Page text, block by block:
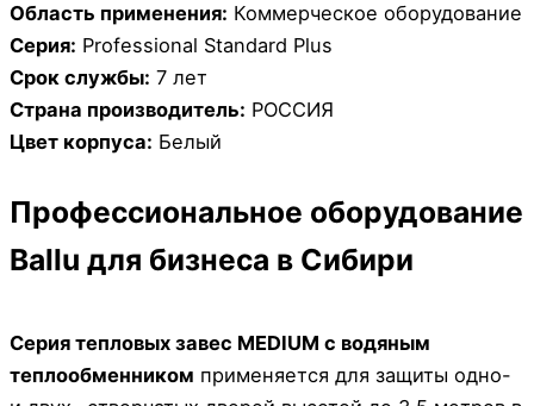
Область применения: Коммерческое оборудование
Серия: Professional Standard Plus
Срок службы: 7 лет
Страна производитель: РОССИЯ
Цвет корпуса: Белый
Профессиональное оборудование
Ballu для бизнеса в Сибири
Серия тепловых завес MEDIUM с водяным
теплообменником применяется для защиты одно-